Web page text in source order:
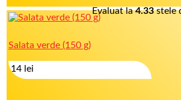
Salata verde (150 g)
Evaluat la4.33stele
14 lei